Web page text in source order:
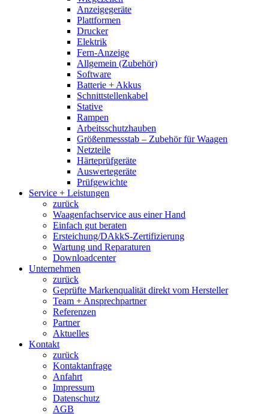
Anzeigegeräte
Plattformen
Drucker
Elektrik
Fern-Anzeige
Allgemein (Zubehör)
Software
Batterie + Akkus
Schnittstellenkabel
Stative
Rampen
Arbeitsschutzhauben
Größenmessstab – Zubehör für Waagen
Netzteile
Härteprüfgeräte
Auswertegeräte
Prüfgewichte
Service + Leistungen
zurück
Waagenfachservice aus einer Hand
Einfach gut beraten
Ersteichung/DAkkS-Zertifizierung
Wartung und Reparaturen
Downloadcenter
Unternehmen
zurück
Geprüfte Markenqualität direkt vom Hersteller
Team + Ansprechpartner
Referenzen
Partner
Aktuelles
Kontakt
zurück
Kontaktanfrage
Anfahrt
Impressum
Datenschutz
AGB